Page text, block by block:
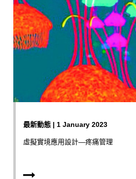
最新動態 | 1 January 2023
虛擬實境應用設計—疼痛管理